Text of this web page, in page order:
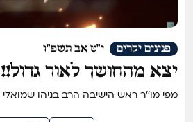
י"ט אב תשפ"ו פנינים יקרים
יצא מהחושך לאור גדול!!
מפי מו''ר ראש הישיבה הרב בניהו שמואלי שליט''א